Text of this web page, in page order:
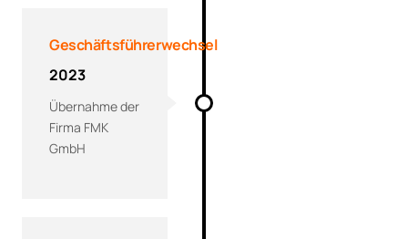
Geschäftsführerwechsel
2023
Übernahme der
Firma FMK
GmbH